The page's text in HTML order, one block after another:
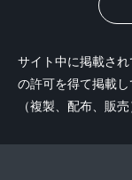
サイト中に掲載さ
の許可を得て掲載
（複製、配布、販